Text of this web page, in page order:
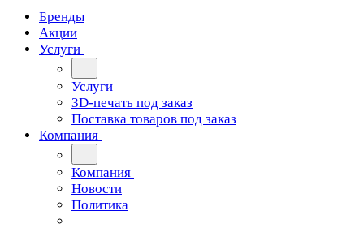
Бренды
Акции
Услуги
Услуги
3D-печать под заказ
Поставка товаров под заказ
Компания
Компания
Новости
Политика